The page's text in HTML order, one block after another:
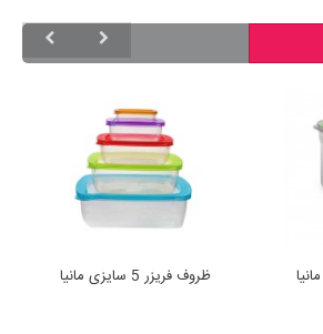
ظروف فریزر 5 سایزی مانیا